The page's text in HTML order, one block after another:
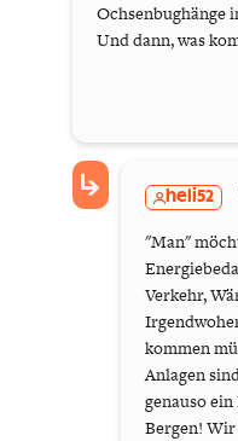
Ochsenbughänge
Und dann, was
heli52
"Man"
Verkehr,
kommen
Anlagen
genauso
Bergen!